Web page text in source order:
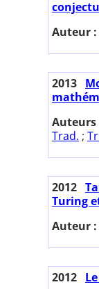
Auteur :
2013
Auteurs
Trad. ;
2012
Turing
Auteur :
2012